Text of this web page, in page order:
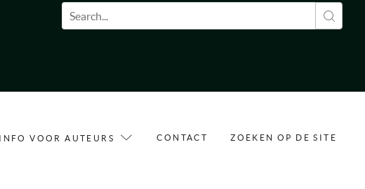
Zoekveld
INFO VOOR AUTEURS CONTACT ZOEKEN OP DE SITE